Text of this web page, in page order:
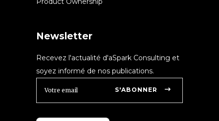
Newsletter
Recevez l'actualité d'aSpark Consulting et
soyez informé de nos publications.
S'ABONNER